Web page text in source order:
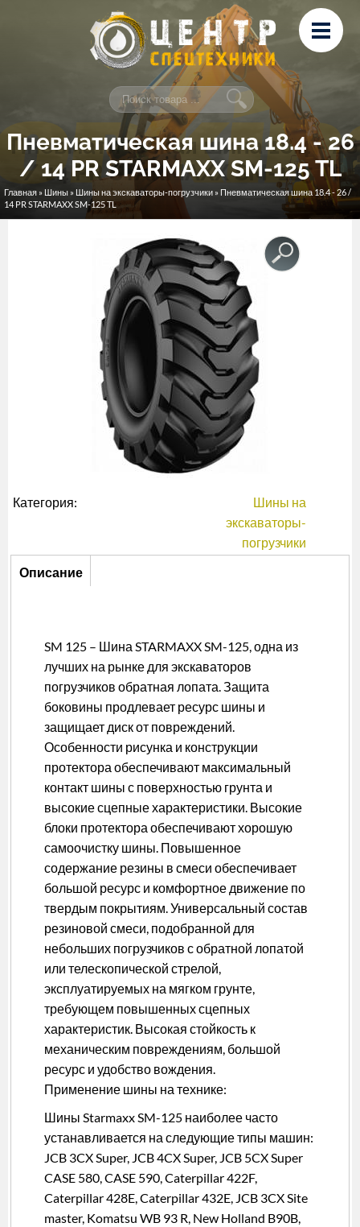
Перейти к основному содержанию
Лизинг
Сервис и ремонт
Контакты
Пневматическая шина 18.4 - 26
/ 14 PR STARMAXX SM-125 TL
Вы здесь
Главная » Шины » Шины на экскаваторы-погрузчики » Пневматическая шина 18.4 - 26 /
14 PR STARMAXX SM-125 TL
Категория:
Шины на
экскаваторы-
погрузчики
Описание
Описание
SM 125 – Шина STARMAXX SM-125, одна из
лучших на рынке для экскаваторов
погрузчиков обратная лопата. Защита
боковины продлевает ресурс шины и
защищает диск от повреждений.
Особенности рисунка и конструкции
протектора обеспечивают максимальный
контакт шины с поверхностью грунта и
высокие сцепные характеристики. Высокие
блоки протектора обеспечивают хорошую
самоочистку шины. Повышенное
содержание резины в смеси обеспечивает
большой ресурс и комфортное движение по
твердым покрытиям. Универсальный состав
резиновой смеси, подобранной для
небольших погрузчиков с обратной лопатой
или телескопической стрелой,
эксплуатируемых на мягком грунте,
требующем повышенных сцепных
характеристик. Высокая стойкость к
механическим повреждениям, большой
ресурс и удобство вождения.
Применение шины на технике:
Шины Starmaxx SM-125 наиболее часто
устанавливается на следующие типы машин:
JCB 3CX Super, JCB 4CX Super, JCB 5CX Super
CASE 580, CASE 590, Caterpillar 422F,
Caterpillar 428E, Caterpillar 432E, JCB 3CX Site
master, Komatsu WB 93 R, New Holland B90B,